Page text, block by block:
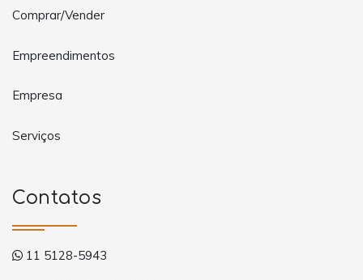
Comprar/Vender
Empreendimentos
Empresa
Serviços
Contatos
11 5128-5943